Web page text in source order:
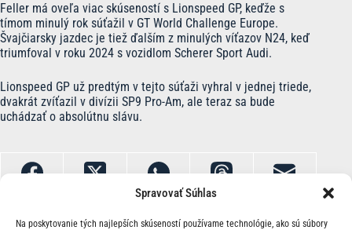
Spravovať Súhlas
Na poskytovanie tých najlepších skúseností používame technológie, ako sú súbory
Feller má oveľa viac skúseností s Lionspeed GP, keďže s
tímom minulý rok súťažil v GT World Challenge Europe.
Švajčiarsky jazdec je tiež ďalším z minulých víťazov N24, keď
triumfoval v roku 2024 s vozidlom Scherer Sport Audi.
Lionspeed GP už predtým v tejto súťaži vyhral v jednej triede,
dvakrát zvíťazil v divízii SP9 Pro-Am, ale teraz sa bude
uchádzať o absolútnu slávu.